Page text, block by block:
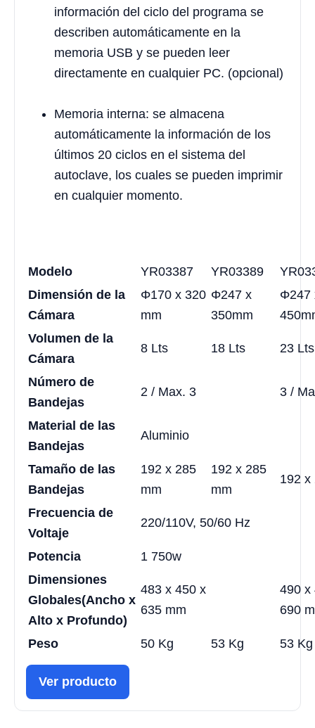
información del ciclo del programa se
describen automáticamente en la
memoria USB y se pueden leer
directamente en cualquier PC. (opcional)
Memoria interna: se almacena
automáticamente la información de los
últimos 20 ciclos en el sistema del
autoclave, los cuales se pueden imprimir
en cualquier momento.
Modelo YR03387 YR03389
Dimensión de la
Cámara
Φ170 x 320
mm
Φ247 x
350mm
Φ247
Volumen de la
Cámara
8 Lts 18 Lts 23 Lts
Número de
Bandejas
2 / Max. 3 3 /
Material de las
Bandejas
Aluminio
Tamaño de las
Bandejas
192 x 285
mm
192 x 285
mm
192 x
Frecuencia de
Voltaje
220/110V, 50/60 Hz
Potencia
1 750w
Dimensiones
Globales(Ancho x
Alto x Profundo)
483 x 450 x
635 mm
490
690
Peso 50 Kg 53 Kg 53 Kg
Ver producto